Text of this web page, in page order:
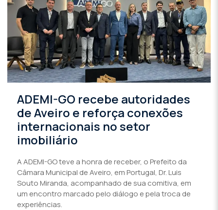
ADEMI-GO recebe autoridades
de Aveiro e reforça conexões
internacionais no setor
imobiliário
A ADEMI-GO teve a honra de receber, o Prefeito da
Câmara Municipal de Aveiro, em Portugal, Dr. Luis
Souto Miranda, acompanhado de sua comitiva, em
um encontro marcado pelo diálogo e pela troca de
experiências.